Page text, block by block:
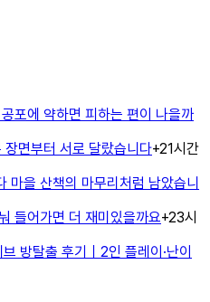
포에 약하면 피하는 편이 나을까
면부터 서로 달랐습니다+21시간
마을 산책의 마무리처럼 남았습니
들어가면 더 재미있을까요+23시
방탈출 후기｜2인 플레이·난이